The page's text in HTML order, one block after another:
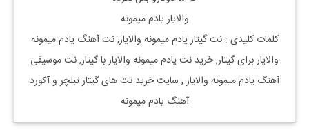
والایار یادم میمونه
کلمات کلیدی : نتگیتاریادم میمونه والایار, نت آهنگ یادم میمونه
والایاربرایگیتار, خرید نتیادم میمونه والایارباگیتار, نت موسیقی
آهنگ یادم میمونه والایار, سایت خرید نت های گیتار تبلچر و آکورد
آهنگ یادم میمونه